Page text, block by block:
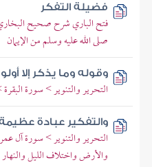
فضيلة التفكر
فتح الباري شرح صحيح
صلى الله عليه وسلم من الإيمان
وقوله وما يذكر إلا أولو
التحرير والتنوير > سورة
والتفكير عبادة
التحرير والتنوير > سورة آل
والأرض واختلاف الليل والنهار